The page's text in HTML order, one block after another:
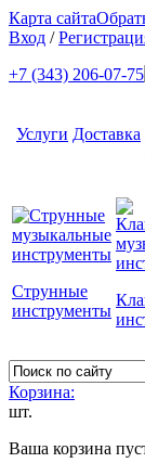
Карта сайта
Вход /
+7 (343) 206-07-75
Услуги Доставка
Струнные
инструменты
Корзина:
шт.
Ваша корзина